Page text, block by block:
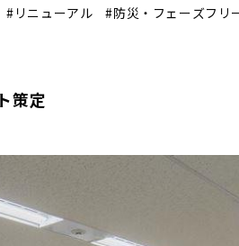
#リニューアル #防災・フェーズフリ
策定